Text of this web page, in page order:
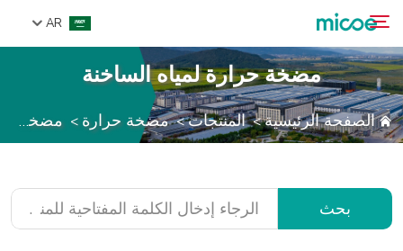
AR
من نحن
المنتجات
الدعم والخدمات
مركز الإعلام
بحث
مضخة حرارة لمياه الساخنة
الصفحة الرئيسية>المنتجات>مضخة حرارة >مضخة حرارة لمياه الساخنة
بحث